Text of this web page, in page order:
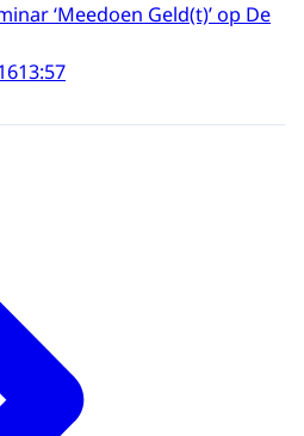
‘Meedoen Geld(t)’ op De
13:57